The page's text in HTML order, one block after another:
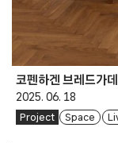
코펜하겐 브레드가
2025. 06. 18
Project Space